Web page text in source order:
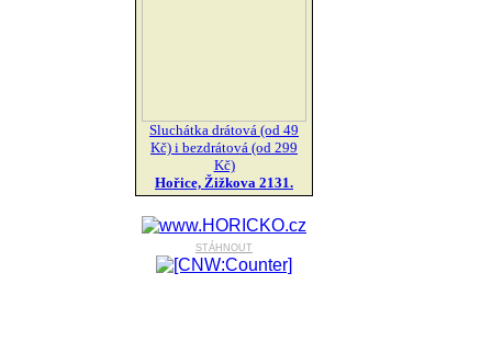
Sluchátka drátová (od 49
Kč) i bezdrátová (od 299
Kč)
Hořice, Žižkova 2131.
stáhnout